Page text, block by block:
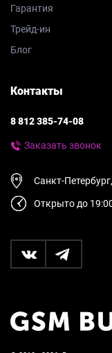
Гарантия
Трейд-ин
Блог
Контакты
8 812 385-74-08
Заказать звонок
Санкт-
Открыто до